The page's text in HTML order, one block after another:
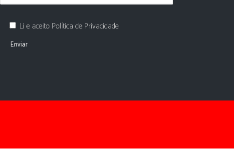
Li e aceito Política de Privacidade